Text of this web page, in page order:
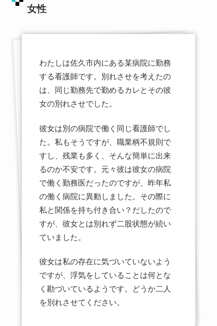
女性
わたしは佐久市内にある某病院に勤務
する看護師です。別れさせを考えたの
は、同じ勤務先で勤めるカレとその彼
女の別れさせでした。
彼女は別の病院で働く同じ看護師でし
た。私もそうですが、職業柄不規則で
すし、残業も多く、そんな簡単に出来
るのか不安です。元々彼は彼女の病院
で働く勤務医だったのですが、昨年私
の働く病院に異動しました。その際に
私と関係を持ち付き合い？だしたので
すが、彼女とは別れず二股状態が続い
ていました。
彼女は私の存在に気づいていないよう
ですが、浮気をしていることは何とな
く勘づいているようです。どうか二人
を別れさせてください。